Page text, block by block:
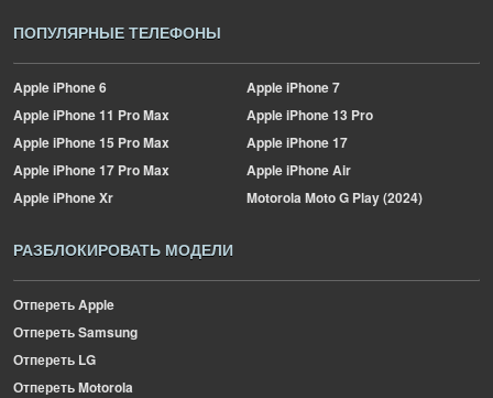
ПОПУЛЯРНЫЕ ТЕЛЕФОНЫ
AppleiPhone 6 AppleiPhone 7
AppleiPhone 11 Pro Max AppleiPhone 13 Pro
AppleiPhone 15 Pro Max AppleiPhone 17
AppleiPhone 17 Pro Max AppleiPhone Air
AppleiPhone Xr MotorolaMoto G Play (2024)
РАЗБЛОКИРОВАТЬ МОДЕЛИ
Отпереть Apple
Отпереть Samsung
Отпереть LG
Отпереть Motorola